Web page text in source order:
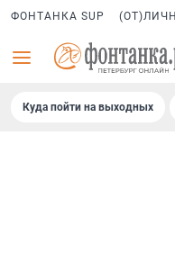
ФОНТАНКА SUP
Куда пойти на выходных